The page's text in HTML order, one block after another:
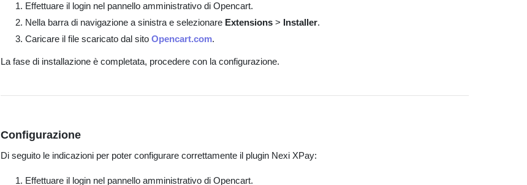
Effettuare il login nel pannello amministrativo di Opencart.
Nella barra di navigazione a sinistra e selezionare Extensions > Installer.
Caricare il file scaricato dal sito Opencart.com.
La fase di installazione è completata, procedere con la configurazione.
Configurazione
Di seguito le indicazioni per poter configurare correttamente il plugin Nexi XPay:
Effettuare il login nel pannello amministrativo di Opencart.